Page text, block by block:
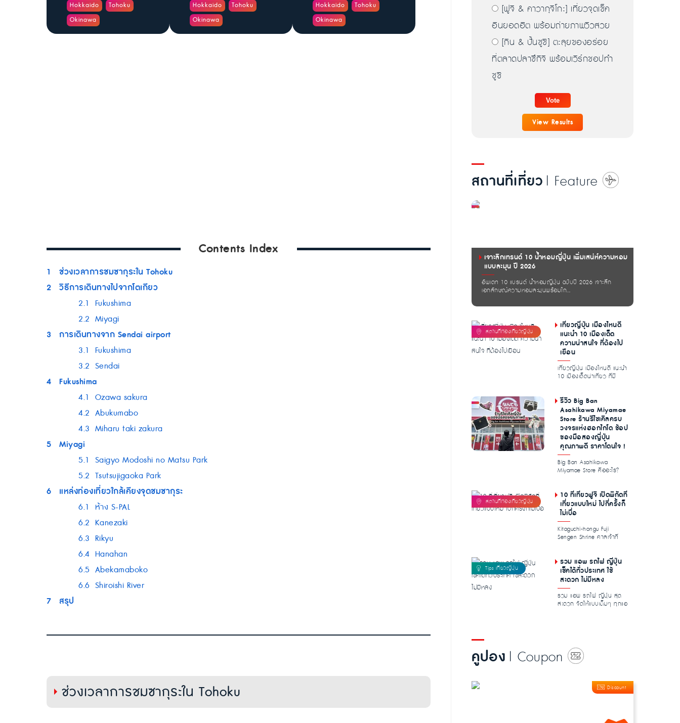
Hokkaido
Tohoku
Okinawa
Hokkaido
Tohoku
Okinawa
Hokkaido
Tohoku
Okinawa
Contents Index
1
ช่วงเวลาการชมซากุระใน Tohoku
2 วิธีการเดินทางไปจากโตเกียว
2.1 Fukushima
2.2 Miyagi
3 การเดินทางจาก Sendai airport
3.1 Fukushima
3.2 Sendai
4 Fukushima
4.1 Ozawa sakura
4.2 Abukumabo
4.3 Miharu taki zakura
5 Miyagi
5.1 Saigyo Modoshi no Matsu Park
5.2 Tsutsujigaoka Park
6 แหล่งท่องเที่ยวใกล้เคียงจุดชมซากุระ
6.1 ห้าง S-PAL
6.2 Kanezaki
6.3 Rikyu
6.4 Hanahan
6.5 Abekamaboko
6.6 Shiroishi River
7 สรุป
ช่วงเวลาการชมซากุระใน Tohoku
[ฟูจิ & คาวากุจิโกะ] เที่ยวจุดเช็ค
อินยอดฮิต พร้อมถ่ายภาพวิวสวย
[กิน & ปั้นซูชิ] ตะลุยของอร่อย
ที่ตลาดปลาซึกิจิ พร้อมเวิร์กชอปทำ
ซูชิ
View Results
สถานที่เที่ยว | Feature
เจาะลึกเทรนด์ 10 น้ำหอมญี่ปุ่น เพิ่มเสน่ห์ความหอม
แบบละมุน ปี 2026
อัพเดท 10 แบรนด์ น้ำหอมญี่ปุ่น ฉบับปี 2026 เจาะลึก
เอกลักษณ์ความหอมละมุนพร้อมไก...
เที่ยวญี่ปุ่น เมืองไหนดี
แนะนำ 10 เมืองเด็ด
ความน่าสนใจ ที่ต้องไป
เยือน
เที่ยวญี่ปุ่น เมืองไหนดี แนะนำ
10 เมืองเด็ดน่าเที่ยว ที่มี
รีวิว Big Ban
Asahikawa Miyamae
Store ร้านรีไซเคิลครบ
วงจรแห่งฮอกไกโด ช้อป
ของมือสองญี่ปุ่น
คุณภาพดี ราคาโดนใจ !
Big Ban Asahikawa
Miyamae Store คืออะไร?
10 ที่เที่ยวฟูจิ เปิดพิกัดที่
เที่ยวแบบใหม่ ไปกี่ครั้งก็
ไม่เบื่อ
Kitaguchi-hongu Fuji
Sengen Shrine ศาลเจ้าที่
รวม แอพ รถไฟ ญี่ปุ่น
เช็คได้ทั่วประเทศ ใช้
สะดวก ไม่มีหลง
รวม แอพ รถไฟ ญี่ปุ่น สุด
สะดวก จัดให้แบบเต็มๆ ทุกแอ
คูปอง | Coupon
Discount